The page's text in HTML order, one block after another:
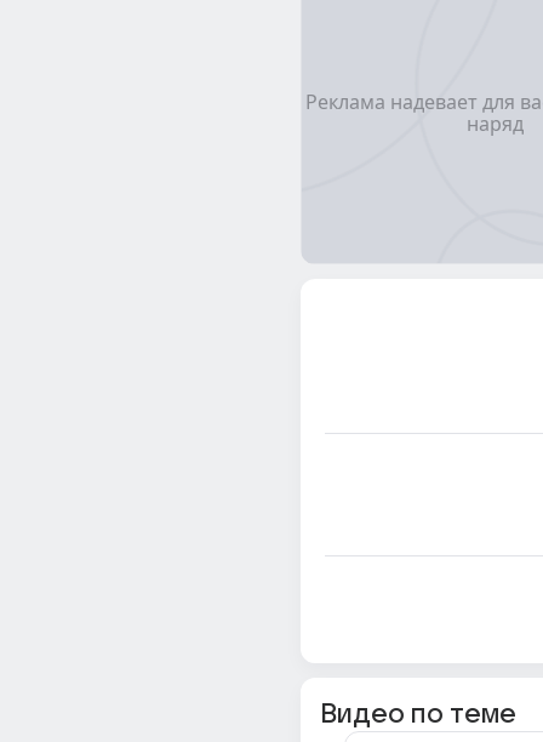
Видео по теме